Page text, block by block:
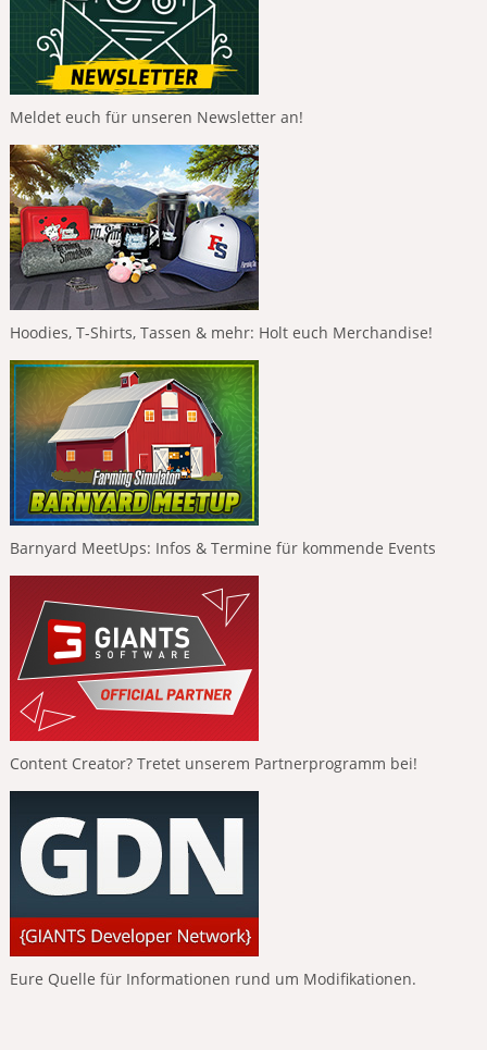
Meldet euch für unseren Newsletter an!
Hoodies, T-Shirts, Tassen & mehr: Holt euch Merchandise!
Barnyard MeetUps: Infos & Termine für kommende Events
Content Creator? Tretet unserem Partnerprogramm bei!
Eure Quelle für Informationen rund um Modifikationen.